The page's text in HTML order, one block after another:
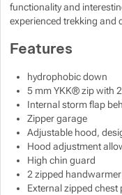
functionality and
experienced trekking and
Features
hydrophobic down
5 mm YKK® zip with
Internal storm flap
Zipper garage
Adjustable hood,
Hood adjustment
High chin guard
2 zipped
External zipped chest
Show more
Show more
Show more
Show more
Show more
Show more
Show more
Show more